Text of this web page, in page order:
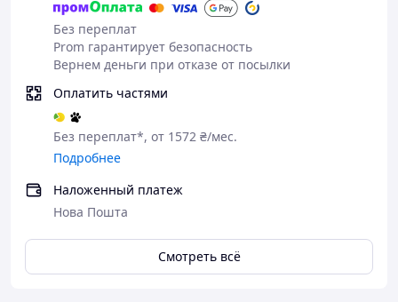
Цена на сайте в день покупки остаётся неизменной –
мы держим слово!
Богатый ассортимент и проверенное качество – наш
Без переплат
Prom гарантирует безопасность
Вернем деньги при отказе от посылки
Оплатить частями
Без переплат*, от 1572 ₴/мес.
Подробнее
Наложенный платеж
Нова Пошта
Смотреть всё